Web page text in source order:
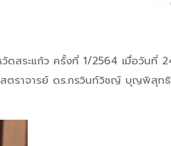
ดสระแก้ว ครั้งที่ 1/2564 เมื่อวัน
ตราจารย์ ดร.กรวินท์วิชญ์ บุญพิสุ